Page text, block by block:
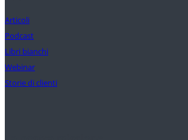
Articoli
Podcast
Libri bianchi
Webinar
Storie di clienti